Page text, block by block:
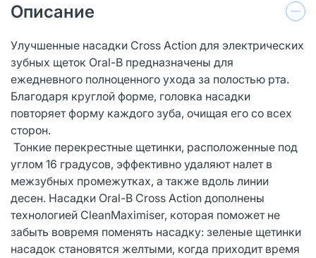
Описание
Улучшенные насадки Cross Action для электрических
зубных щеток Oral-B предназначены для
ежедневного полноценного ухода за полостью рта.
Благодаря круглой форме, головка насадки
повторяет форму каждого зуба, очищая его со всех
сторон.
Тонкие перекрестные щетинки, расположенные под
углом 16 градусов, эффективно удаляют налет в
межзубных промежутках, а также вдоль линии
десен. Насадки Oral-B Cross Action дополнены
технологией CleanMaximiser, которая поможет не
забыть вовремя поменять насадку: зеленые щетинки
насадок становятся желтыми, когда приходит время